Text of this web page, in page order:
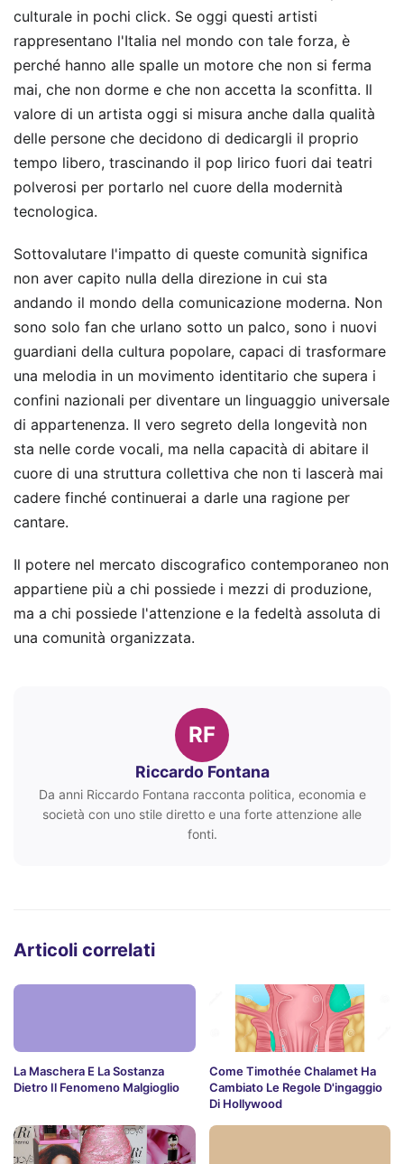
culturale in pochi click. Se oggi questi artisti
rappresentano l'Italia nel mondo con tale forza, è
perché hanno alle spalle un motore che non si ferma
mai, che non dorme e che non accetta la sconfitta. Il
valore di un artista oggi si misura anche dalla qualità
delle persone che decidono di dedicargli il proprio
tempo libero, trascinando il pop lirico fuori dai teatri
polverosi per portarlo nel cuore della modernità
tecnologica.
Sottovalutare l'impatto di queste comunità significa
non aver capito nulla della direzione in cui sta
andando il mondo della comunicazione moderna. Non
sono solo fan che urlano sotto un palco, sono i nuovi
guardiani della cultura popolare, capaci di trasformare
una melodia in un movimento identitario che supera i
confini nazionali per diventare un linguaggio universale
di appartenenza. Il vero segreto della longevità non
sta nelle corde vocali, ma nella capacità di abitare il
cuore di una struttura collettiva che non ti lascerà mai
cadere finché continuerai a darle una ragione per
cantare.
Il potere nel mercato discografico contemporaneo non
appartiene più a chi possiede i mezzi di produzione,
ma a chi possiede l'attenzione e la fedeltà assoluta di
una comunità organizzata.
RF
Riccardo Fontana
Da anni Riccardo Fontana racconta politica, economia e
società con uno stile diretto e una forte attenzione alle
fonti.
Articoli correlati
La Maschera E La Sostanza
Dietro Il Fenomeno Malgioglio
Come Timothée Chalamet Ha
Cambiato Le Regole D'ingaggio
Di Hollywood